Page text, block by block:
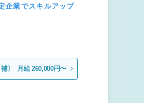
企業でスキルアップ
） 月給 260,000円〜